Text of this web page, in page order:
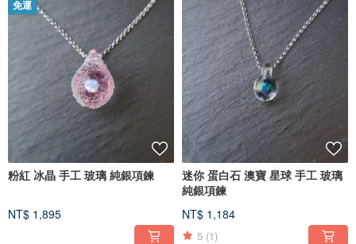
免運
粉紅 冰晶 手工 玻璃 純銀項鍊
NT$ 1,895
迷你 蛋白石 澳寶 星球 手工 玻璃
純銀項鍊
NT$ 1,184
5 (1)